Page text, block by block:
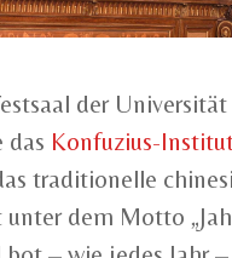
der Universität
das Konfuzius-
traditionelle
unter dem Motto